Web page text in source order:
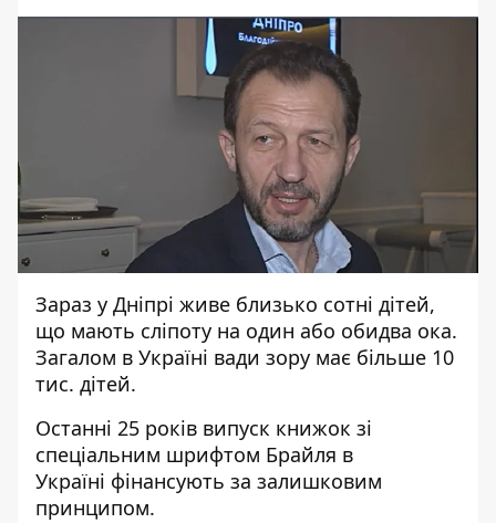
Зараз у Дніпрі живе близько сотні дітей,
що мають сліпоту на один або обидва ока.
Загалом в Україні вади зору має більше 10
тис. дітей.
Останні 25 років випуск книжок зі
спеціальним шрифтом Брайля в
Україні фінансують за залишковим
принципом.